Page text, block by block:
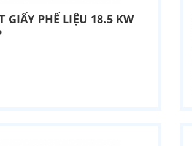
GIẤY PHẾ LIỆU 18.5 KW